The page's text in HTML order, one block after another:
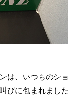
は、いつものシ
びに包まれました